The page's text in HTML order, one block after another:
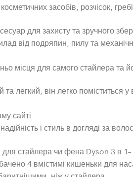
засобів, розчісок,
для захисту та зручного
від подряпин, пилу та
місця для самого стайлера та
легкий, він легко поміститься
сайті.
і стиль в догляді за
стайлера чи фена Dyson 3 в
4 вмістимі кишеньки для